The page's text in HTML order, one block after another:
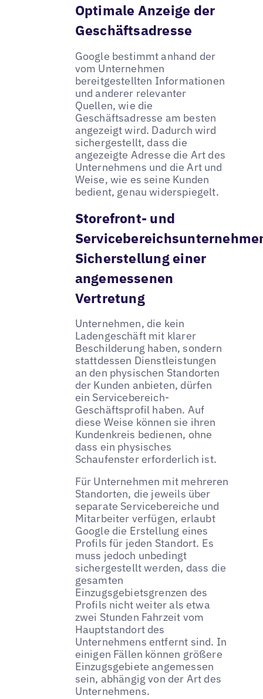
Optimale Anzeige der
Geschäftsadresse
Google bestimmt anhand der
vom Unternehmen
bereitgestellten Informationen
und anderer relevanter
Quellen, wie die
Geschäftsadresse am besten
angezeigt wird. Dadurch wird
sichergestellt, dass die
angezeigte Adresse die Art des
Unternehmens und die Art und
Weise, wie es seine Kunden
bedient, genau widerspiegelt.
Storefront- und
Sicherstellung einer
angemessenen
Vertretung
Unternehmen, die kein
Ladengeschäft mit klarer
Beschilderung haben, sondern
stattdessen Dienstleistungen
an den physischen Standorten
der Kunden anbieten, dürfen
ein Servicebereich-
Geschäftsprofil haben. Auf
diese Weise können sie ihren
Kundenkreis bedienen, ohne
dass ein physisches
Schaufenster erforderlich ist.
Für Unternehmen mit mehreren
Standorten, die jeweils über
separate Servicebereiche und
Mitarbeiter verfügen, erlaubt
Google die Erstellung eines
Profils für jeden Standort. Es
muss jedoch unbedingt
sichergestellt werden, dass die
gesamten
Einzugsgebietsgrenzen des
Profils nicht weiter als etwa
zwei Stunden Fahrzeit vom
Hauptstandort des
Unternehmens entfernt sind. In
einigen Fällen können größere
Einzugsgebiete angemessen
sein, abhängig von der Art des
Unternehmens.